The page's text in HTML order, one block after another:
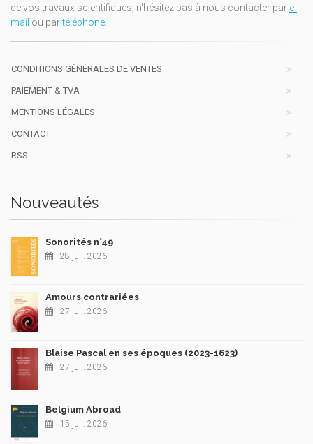
de vos travaux scientifiques, n'hésitez pas à nous contacter par e-
mail ou partéléphone.
CONDITIONS GÉNÉRALES DE VENTES
PAIEMENT & TVA
MENTIONS LÉGALES
CONTACT
RSS
Nouveautés
Sonorités n°49
28 juil. 2026
Amours contrariées
27 juil. 2026
Blaise Pascal en ses époques (2023-1623)
27 juil. 2026
Belgium Abroad
15 juil. 2026